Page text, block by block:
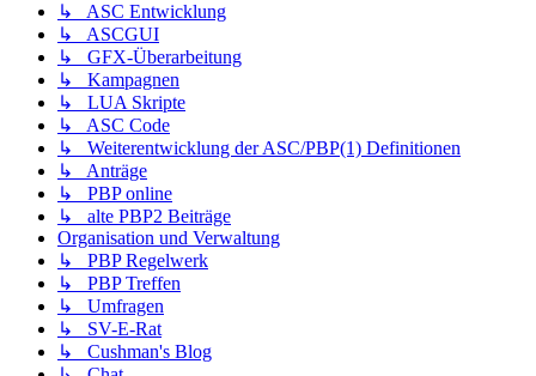
↳ ASC Entwicklung
↳ ASCGUI
↳ GFX-Überarbeitung
↳ Kampagnen
↳ LUA Skripte
↳ ASC Code
↳ Weiterentwicklung der ASC/PBP(1) Definitionen
↳ Anträge
↳ PBP online
↳ alte PBP2 Beiträge
Organisation und Verwaltung
↳ PBP Regelwerk
↳ PBP Treffen
↳ Umfragen
↳ SV-E-Rat
↳ Cushman's Blog